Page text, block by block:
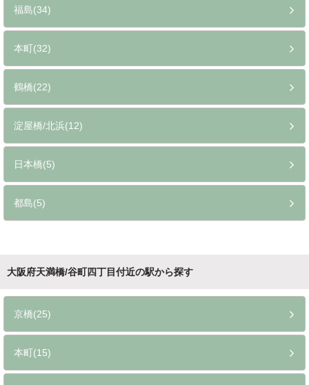
福島(34)
本町(32)
鶴橋(22)
淀屋橋/北浜(12)
日本橋(5)
都島(5)
大阪府天満橋/谷町四丁目付近の駅から探す
京橋(25)
本町(15)